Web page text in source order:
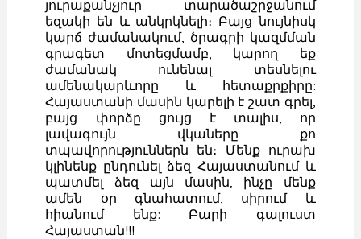
յուրաքանչյուր տարածաշրջանում
եզակի են և անկրկնելի։ Բայց նույնիսկ
կարճ ժամանակում, ծրագրի կազմման
գրագետ մոտեցմամբ, կարող եք
ժամանակ ունենալ տեսնելու
ամենակարևորը և հետաքրքիրը:
Հայաստանի մասին կարելի է շատ գրել,
բայց փորձը ցույց է տալիս, որ
լավագույն վկաները քո
տպավորություններն են։ Մենք ուրախ
կլինենք ընդունել ձեզ Հայաստանում և
պատմել ձեզ այն մասին, ինչը մենք
ամեն օր գնահատում, սիրում և
հիանում ենք: Բարի գալուստ
Հայաստան!!!